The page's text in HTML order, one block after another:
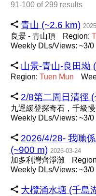
91-100 of 299 results
青山 (~2.6 km)
良景 - 青山頂 Region:
Weekly DLs/Views: ~3/0
山景-青山-良田坳
Region:Tuen Mun
2/8第二周日清徑
九逕緩登探奇石，千級
Weekly DLs/Views: ~3/0
2026/4/28- 我哋
(~900 m) 2026-03-24
加多利灣齊淨灘
Weekly DLs/Views: ~3/0
大欖涌水塘 (千島